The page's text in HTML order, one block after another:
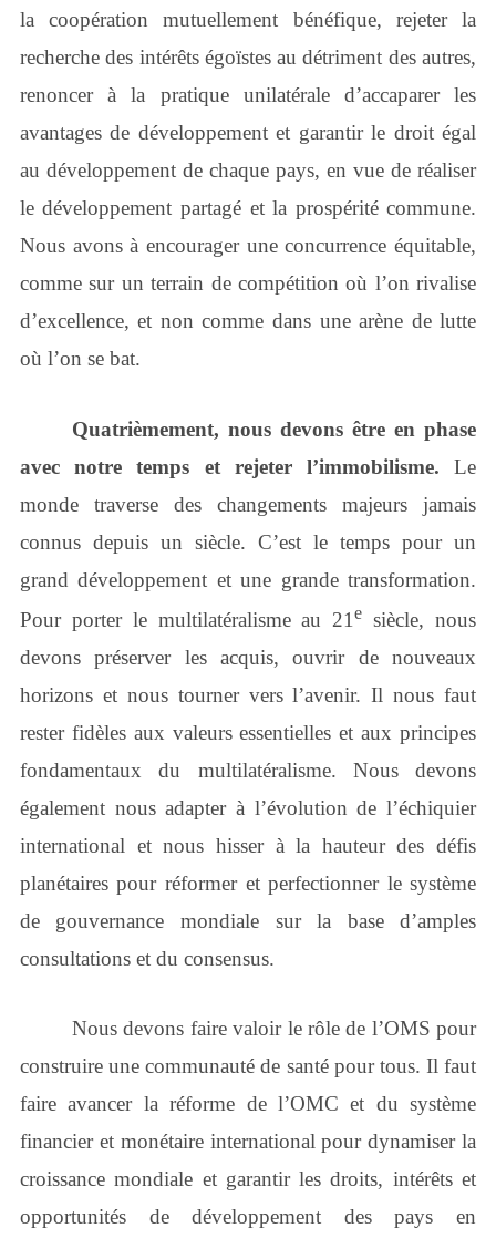
la coopération mutuellement bénéfique, rejeter la
recherche des intérêts égoïstes au détriment des autres,
renoncer à la pratique unilatérale d’accaparer les
avantages de développement et garantir le droit égal
au développement de chaque pays, en vue de réaliser
le développement partagé et la prospérité commune.
Nous avons à encourager une concurrence équitable,
comme sur un terrain de compétition où l’on rivalise
d’excellence, et non comme dans une arène de lutte
où l’on se bat.
Quatrièmement, nous devons être en phase
avec notre temps et rejeter l’immobilisme.Le
monde traverse des changements majeurs jamais
connus depuis un siècle. C’est le temps pour un
grand développement et une grande transformation.
Pour porter le multilatéralisme au 21e siècle, nous
devons préserver les acquis, ouvrir de nouveaux
horizons et nous tourner vers l’avenir. Il nous faut
rester fidèles aux valeurs essentielles et aux principes
fondamentaux du multilatéralisme. Nous devons
également nous adapter à l’évolution de l’échiquier
international et nous hisser à la hauteur des défis
planétaires pour réformer et perfectionner le système
de gouvernance mondiale sur la base d’amples
consultations et du consensus.
Nous devons faire valoir le rôle de l’OMS pour
construire une communauté de santé pour tous. Il faut
faire avancer la réforme de l’OMC et du système
financier et monétaire international pour dynamiser la
croissance mondiale et garantir les droits, intérêts et
opportunités de développement des pays en